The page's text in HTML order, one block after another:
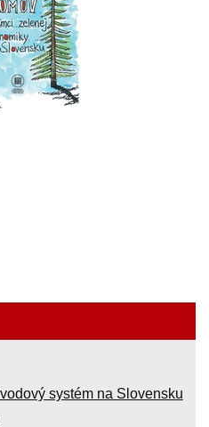
systém na Slovensku